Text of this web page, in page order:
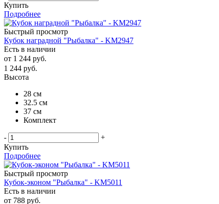
Купить
Подробнее
Быстрый просмотр
Кубок наградной "Рыбалка" - KM2947
Есть в наличии
от 1 244 руб.
1 244 руб.
Высота
28 см
32.5 см
37 см
Комплект
-
+
Купить
Подробнее
Быстрый просмотр
Кубок-эконом "Рыбалка" - KM5011
Есть в наличии
от 788 руб.